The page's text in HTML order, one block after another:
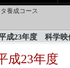
養成コース
成23年度 科学映
成23年度